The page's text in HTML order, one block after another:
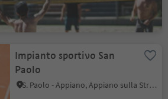
Impianto sportivo San
Paolo
S. Paolo - Appiano, Appiano sulla Strada del Vino, Strada del Vino